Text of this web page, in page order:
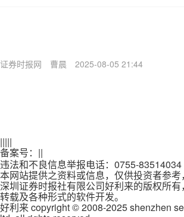
证券时报网 曹晨 2025-08-05 21:44
|||||
备案号： ||
违法和不良信息举报电话：0755-83514034
本网站提供之资料或信息，仅供投资者参考
深圳证券时报社有限公司好利来的版权所
转载及各种形式的软件开发。
好利来 copyright © 2008-2025 shenzhen